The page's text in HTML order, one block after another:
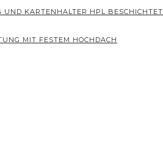
KARTENHALTER HPL BESCHICHTET
MIT FESTEM HOCHDACH